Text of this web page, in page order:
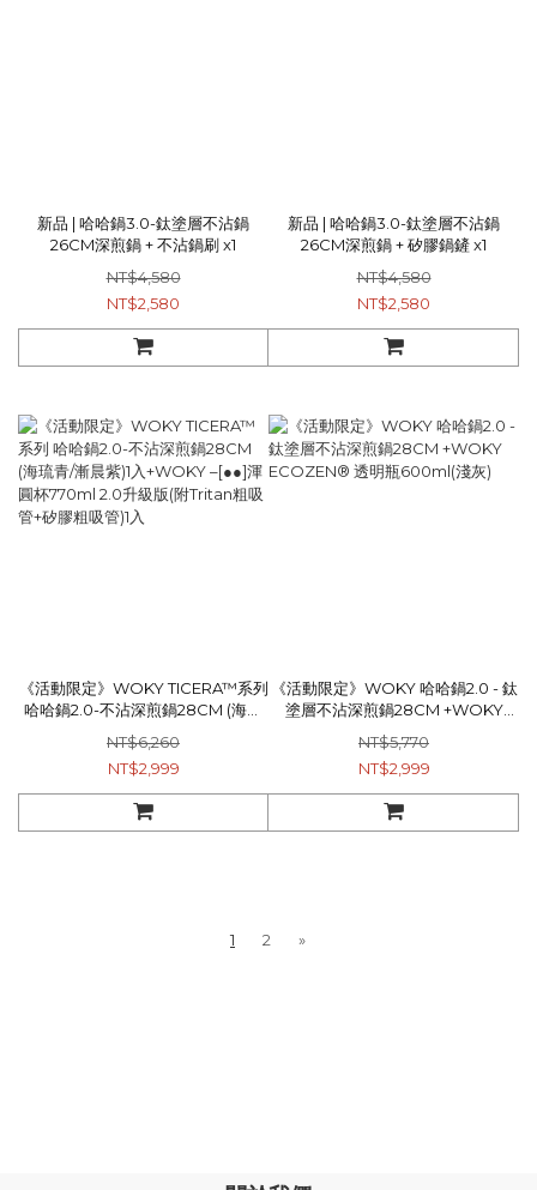
新品 | 哈哈鍋3.0-鈦塗層不沾鍋
26CM深煎鍋 + 不沾鍋刷 x1
NT$4,580
NT$2,580
新品 | 哈哈鍋3.0-鈦塗層不沾鍋
26CM深煎鍋 + 矽膠鍋鏟 x1
NT$4,580
NT$2,580
《活動限定》WOKY TICERA™系列
哈哈鍋2.0-不沾深煎鍋28CM (海琉
青/漸晨紫)1入+WOKY –[●●]渾圓杯
770ml 2.0升級版(附Tritan粗吸管
+矽膠粗吸管)1入
NT$6,260
NT$2,999
《活動限定》WOKY 哈哈鍋2.0 - 鈦
塗層不沾深煎鍋28CM +WOKY
ECOZEN® 透明瓶600ml(淺灰)
NT$5,770
NT$2,999
1 2 »